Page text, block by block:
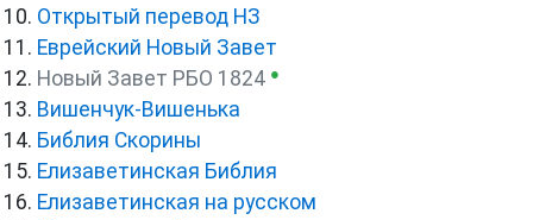
Открытый перевод НЗ
Еврейский Новый Завет
Новый Завет РБО 1824 ●
Вишенчук-Вишенька
Библия Скорины
Елизаветинская Библия
Елизаветинская на русском